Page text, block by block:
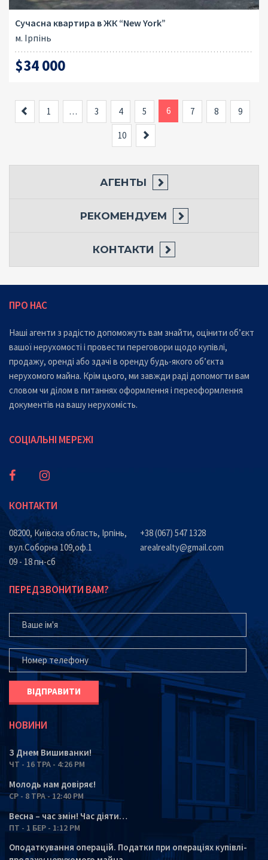
Сучасна квартира в ЖК “New York”
м. Ірпінь
$34 000
Назад1 … 3 4 5 6 7 8 9
10
АГЕНТЫ
РЕКОМЕНДУЕМ
КОНТАКТИ
ПРО НАС
Наші агенти з радістю допоможуть вам знайти, оцінити об’єкт
вашої нерухомості і провести переговори щодо купівлі,
продажу, оренді або здачі в оренду будь-якого об’єкта
нерухомого майна. Крім цього, ми завжди раді допомогти вам
словом чи ділом в питаннях оформлення і переоформлення
документів на вашу нерухомість.
СОЦІАЛЬНІ МЕРЕЖІ
КОНТАКТИ
08200, Київска область, Ірпінь,
вул.Соборна 109,оф.1
09 - 18 пн-сб
+38 (067) 547 1328
arealrealty@gmail.com
ПЕРЕДЗВОНИТИ ВАМ?
ВАШЕ ІМ'Я
ВАШ ТЕЛЕФОН*
НОВИНИ
З Днем Вишиванки!
ЧТ - 16 ТРА - 4:26 PM
Молодь нам довіряє!
СР - 8 ТРА - 12:40 PM
Весна – час змін! Час діяти…
ПТ - 1 БЕР - 1:12 PM
Оподаткування операцій. Податки при операціях купівлі-